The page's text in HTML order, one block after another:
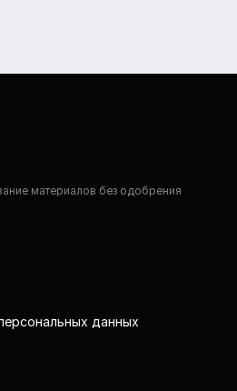
материалов без одобрения
данных